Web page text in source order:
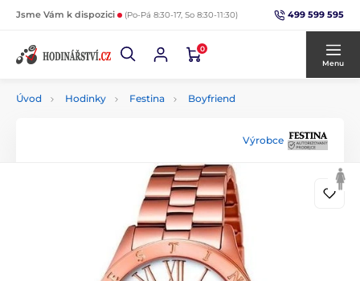
Jsme Vám k dispozici (Po-Pá 8:30-17, So 8:30-11:30) 499 599 595
0
Menu
Úvod Hodinky Festina Boyfriend
Výrobce